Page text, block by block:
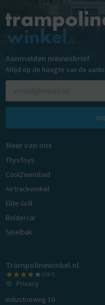
Aanmelden nieuwsbrief
Altijd op de hoogte van de
Meer van ons
ThysToys
CoolZwembad
Airtrackwinkel
Elite Grill
Boldercar
Sjoelbak
Trampolinewinkel.nl
(1267)
Privacy
Industrieweg 10